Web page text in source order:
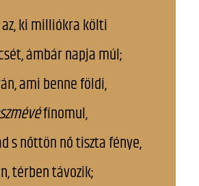
ki milliókra költi
ámbár napja múl;
ami benne földi,
fínomul,
s nőttön nő tiszta fénye,
térben távozik;